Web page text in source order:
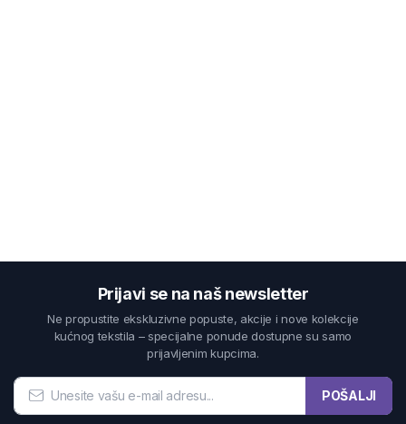
Prijavi se na naš newsletter
Ne propustite ekskluzivne popuste, akcije i nove kolekcije
kućnog tekstila – specijalne ponude dostupne su samo
prijavljenim kupcima.
POŠALJI